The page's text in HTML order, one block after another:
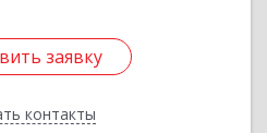
заявку
контакты
заявку
Назад